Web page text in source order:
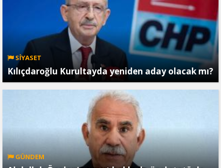
SİYASET
Kılıçdaroğlu Kurultayda yeniden aday olacak mı?
GÜNDEM